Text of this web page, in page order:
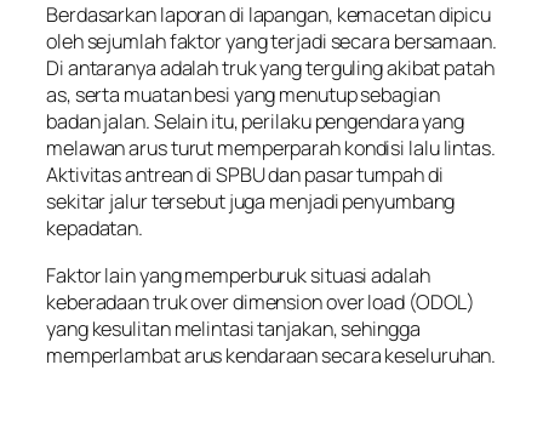
Berdasarkan laporan di lapangan, kemacetan dipicu
oleh sejumlah faktor yang terjadi secara bersamaan.
Di antaranya adalah truk yang terguling akibat patah
as, serta muatan besi yang menutup sebagian
badan jalan. Selain itu, perilaku pengendara yang
melawan arus turut memperparah kondisi lalu lintas.
Aktivitas antrean di SPBU dan pasar tumpah di
sekitar jalur tersebut juga menjadi penyumbang
kepadatan.
Faktor lain yang memperburuk situasi adalah
keberadaan truk over dimension over load (ODOL)
yang kesulitan melintasi tanjakan, sehingga
memperlambat arus kendaraan secara keseluruhan.